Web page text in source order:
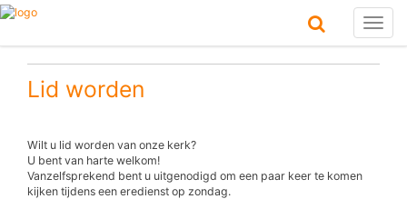
Lid worden
Wilt u lid worden van onze kerk?
U bent van harte welkom!
Vanzelfsprekend bent u uitgenodigd om een paar keer te komen
kijken tijdens een eredienst op zondag.